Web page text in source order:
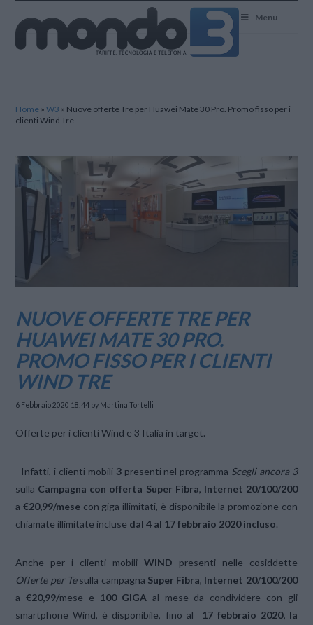
Menu
Home »W3 » Nuove offerte Tre per Huawei Mate 30 Pro. Promo fisso per i
clienti Wind Tre
NUOVE OFFERTE TRE PER
HUAWEI MATE 30 PRO.
PROMO FISSO PER I CLIENTI
WIND TRE
6 Febbraio 2020 18:44 by Martina Tortelli
Offerte per i clienti Wind e 3 Italia in target.
Infatti, i clienti mobili 3presenti nel programma Scegli ancora 3
sulla Campagna con offerta Super Fibra, Internet 20/100/200
a€20,99/mese con giga illimitati, è disponibile la promozione con
chiamate illimitate incluse dal 4 al 17 febbraio 2020 incluso.
Anche per i clienti mobili WIND presenti nelle cosiddette
Offerte per Tesulla campagna Super Fibra, Internet 20/100/200
a€20,99/mese e 100 GIGA al mese da condividere con gli
smartphone Wind, è disponibile, fino al 17 febbraio 2020, la